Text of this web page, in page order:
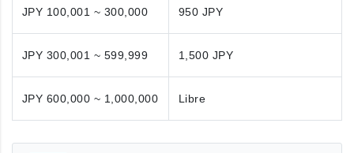
JPY 100,001 ~ 300,000 950 JPY
JPY 300,001 ~ 599,999 1,500 JPY
JPY 600,000 ~ 1,000,000 Libre